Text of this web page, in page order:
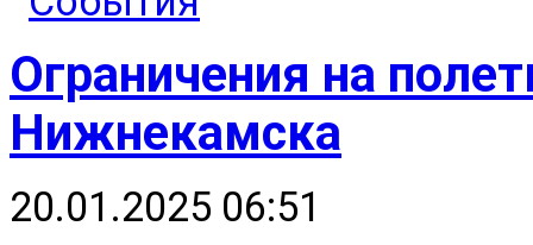
Ограничения на
Нижнекамска
20.01.2025 06:51